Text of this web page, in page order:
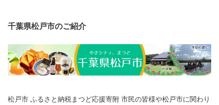
千葉県松戸市のご紹介
松戸市 ふるさと納税まつど応援寄附 市民の皆様や松戸市に関わり